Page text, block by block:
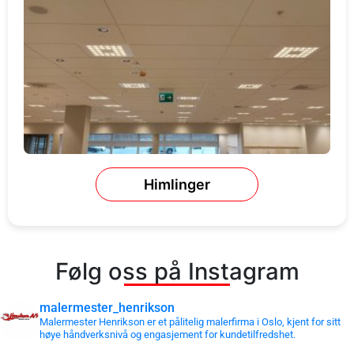
Himlinger
Følg oss på Instagram
malermester_henrikson
Malermester Henrikson er et pålitelig malerfirma i Oslo, kjent for sitt
høye håndverksnivå og engasjement for kundetilfredshet.